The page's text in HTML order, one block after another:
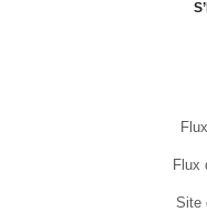
Flux
Site